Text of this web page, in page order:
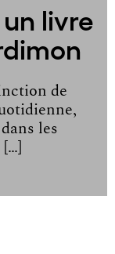
un livre
de
les